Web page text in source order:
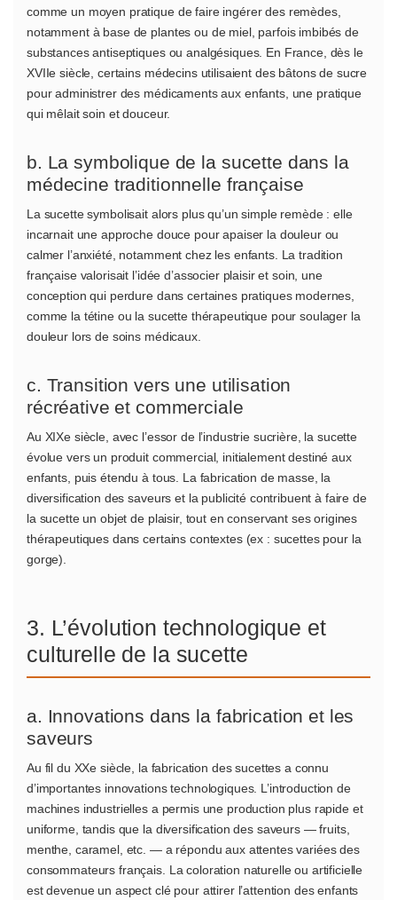
comme un moyen pratique de faire ingérer des remèdes,
notamment à base de plantes ou de miel, parfois imbibés de
substances antiseptiques ou analgésiques. En France, dès le
XVIIe siècle, certains médecins utilisaient des bâtons de sucre
pour administrer des médicaments aux enfants, une pratique
qui mêlait soin et douceur.
b. La symbolique de la sucette dans la
médecine traditionnelle française
La sucette symbolisait alors plus qu’un simple remède : elle
incarnait une approche douce pour apaiser la douleur ou
calmer l’anxiété, notamment chez les enfants. La tradition
française valorisait l’idée d’associer plaisir et soin, une
conception qui perdure dans certaines pratiques modernes,
comme la tétine ou la sucette thérapeutique pour soulager la
douleur lors de soins médicaux.
c. Transition vers une utilisation
récréative et commerciale
Au XIXe siècle, avec l’essor de l’industrie sucrière, la sucette
évolue vers un produit commercial, initialement destiné aux
enfants, puis étendu à tous. La fabrication de masse, la
diversification des saveurs et la publicité contribuent à faire de
la sucette un objet de plaisir, tout en conservant ses origines
thérapeutiques dans certains contextes (ex : sucettes pour la
gorge).
3. L’évolution technologique et
culturelle de la sucette
a. Innovations dans la fabrication et les
saveurs
Au fil du XXe siècle, la fabrication des sucettes a connu
d’importantes innovations technologiques. L’introduction de
machines industrielles a permis une production plus rapide et
uniforme, tandis que la diversification des saveurs — fruits,
menthe, caramel, etc. — a répondu aux attentes variées des
consommateurs français. La coloration naturelle ou artificielle
est devenue un aspect clé pour attirer l’attention des enfants